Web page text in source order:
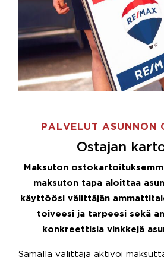
PALVELUT ASUNNON
Ostajan
Maksuton
maksuton tapa aloittaa
käyttöösi välittäjän
toiveesi ja tarpeesi sekä
konkreettisia vinkkejä
Samalla välittäjä aktivoi